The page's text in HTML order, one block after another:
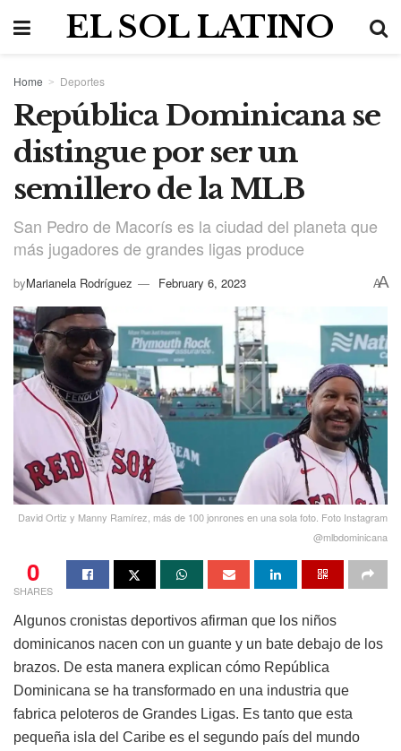
EL SOL LATINO
Home Deportes
República Dominicana se
distingue por ser un
semillero de la MLB
San Pedro de Macorís es la ciudad del planeta que
más jugadores de grandes ligas produce
byMarianela Rodríguez February 6, 2023 AA
David Ortiz y Manny Ramírez, más de 100 jonrones en una sola foto. Foto Instagram
@mlbdominicana
0
SHARES
Algunos cronistas deportivos afirman que los niños
dominicanos nacen con un guante y un bate debajo de los
brazos. De esta manera explican cómo República
Dominicana se ha transformado en una industria que
fabrica peloteros de Grandes Ligas. Es tanto que esta
pequeña isla del Caribe es el segundo país del mundo